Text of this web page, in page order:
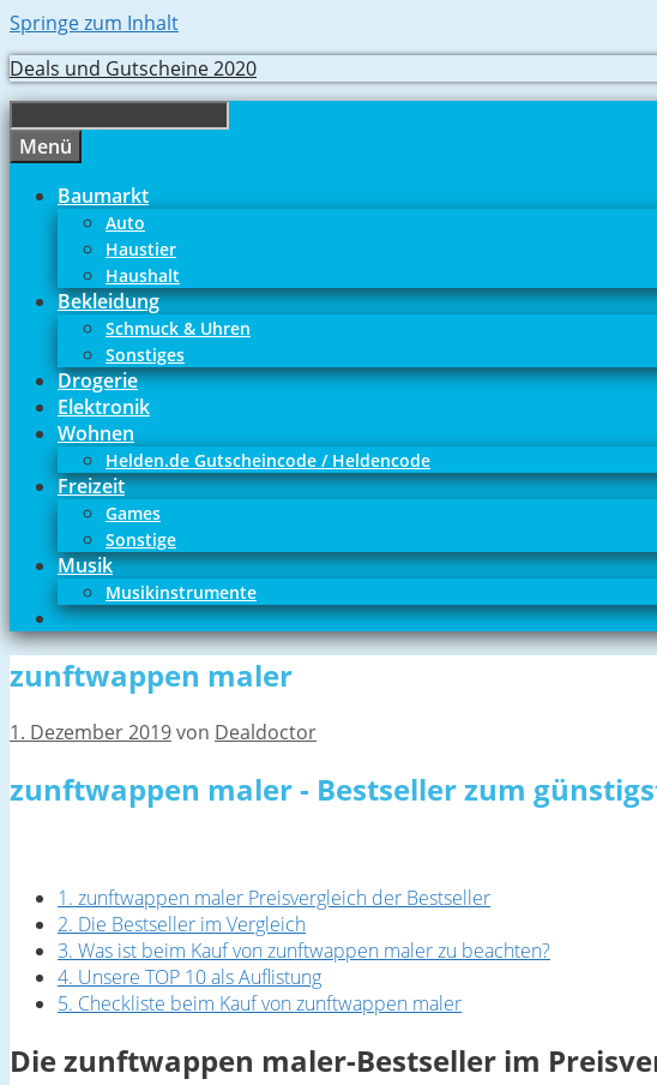
Springe zum Inhalt
Deals und Gutscheine 2020
Menü
Baumarkt
Auto
Haustier
Haushalt
Bekleidung
Schmuck & Uhren
Sonstiges
Drogerie
Elektronik
Wohnen
Helden.de Gutscheincode / Heldencode
Freizeit
Games
Sonstige
Musik
Musikinstrumente
zunftwappen maler
1. Dezember 2019von Dealdoctor
zunftwappen maler - Bestseller zum
1. zunftwappen maler Preisvergleich der Bestseller
2. Die Bestseller im Vergleich
3. Was ist beim Kauf von zunftwappen maler zu beachten?
4. Unsere TOP 10 als Auflistung
5. Checkliste beim Kauf von zunftwappen maler
Die zunftwappen maler-Bestseller im